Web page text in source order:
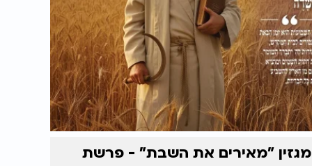
מגזין "מאירים את השבת" - פרשת